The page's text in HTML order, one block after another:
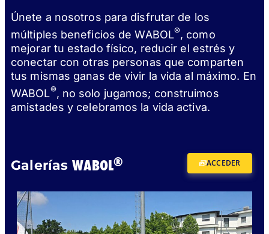
Únete a nosotros para disfrutar de los
múltiples beneficios de WABOL®, como
mejorar tu estado físico, reducir el estrés y
conectar con otras personas que comparten
tus mismas ganas de vivir la vida al máximo. En
WABOL®, no solo jugamos; construimos
amistades y celebramos la vida activa.
GaleríasWABOL® ACCEDER